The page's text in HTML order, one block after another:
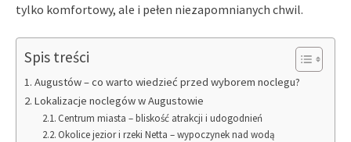
tylko komfortowy, ale i pełen niezapomnianych chwil.
Spis treści
Augustów – co warto wiedzieć przed wyborem noclegu?
Lokalizacje noclegów w Augustowie
Centrum miasta – bliskość atrakcji i udogodnień
Okolice jezior i rzeki Netta – wypoczynek nad wodą